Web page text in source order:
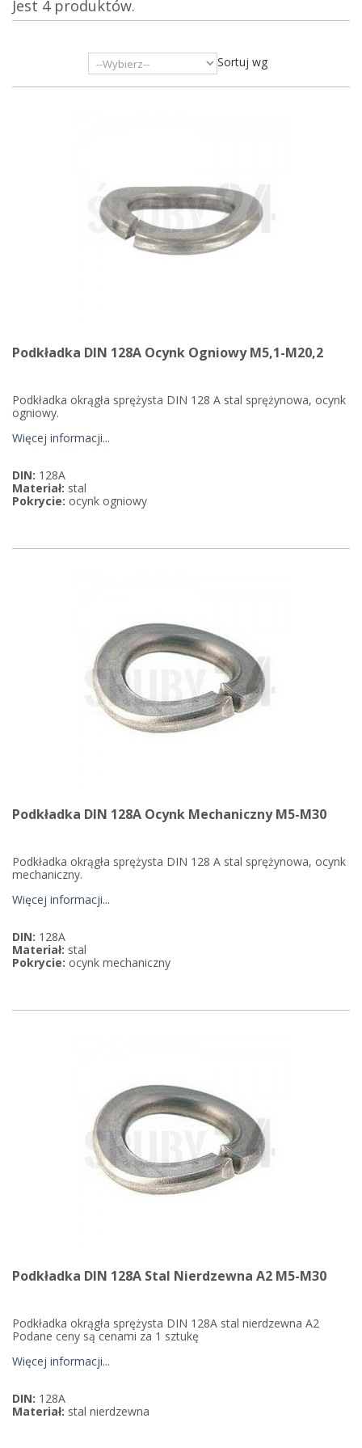
Jest 4 produktów.
Sortuj wg
Podkładka DIN 128A Ocynk Ogniowy M5,1-M20,2
Podkładka okrągła sprężysta DIN 128 A stal sprężynowa, ocynk
ogniowy.
Więcej informacji...
DIN: 128A
Materiał: stal
Pokrycie: ocynk ogniowy
Podkładka DIN 128A Ocynk Mechaniczny M5-M30
Podkładka okrągła sprężysta DIN 128 A stal sprężynowa, ocynk
mechaniczny.
Więcej informacji...
DIN: 128A
Materiał: stal
Pokrycie: ocynk mechaniczny
Podkładka DIN 128A Stal Nierdzewna A2 M5-M30
Podkładka okrągła sprężysta DIN 128A stal nierdzewna A2
Podane ceny są cenami za 1 sztukę
Więcej informacji...
DIN: 128A
Materiał: stal nierdzewna